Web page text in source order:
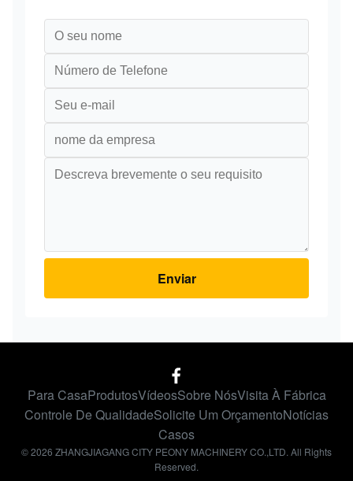
Enviar
Para CasaProdutosVídeosSobre NósVisita À Fábrica
Controle De QualidadeSolicite Um OrçamentoNotícias
Casos
© 2026 ZHANGJIAGANG CITY PEONY MACHINERY CO.,LTD. All Rights
Reserved.